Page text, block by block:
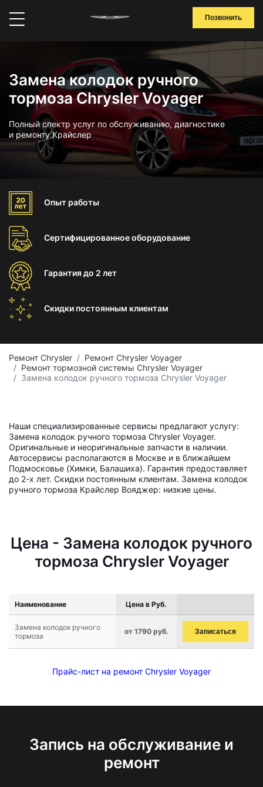
Позвонить
Замена колодок ручного
тормоза Chrysler Voyager
Полный спектр услуг по обслуживанию, диагностике
и ремонту Крайслер
Опыт работы
Сертифицированноеоборудование
Гарантиядо 2 лет
Скидки постоянным клиентам
Ремонт Chrysler
Ремонт Chrysler Voyager
Ремонт тормозной системы Chrysler Voyager
Замена колодок ручного тормоза Chrysler Voyager
Наши специализированные сервисы предлагают услугу:
Замена колодок ручного тормоза Chrysler Voyager.
Оригинальные и неоригинальные запчасти в наличии.
Автосервисы располагаются в Москве и в ближайшем
Подмосковье (Химки, Балашиха). Гарантия предоставляет
до 2-х лет. Скидки постоянным клиентам. Замена колодок
ручного тормоза Крайслер Вояджер: низкие цены.
Цена - Замена колодок ручного
тормоза Chrysler Voyager
Наименование Цена в Руб.
Замена колодок ручного
тормоза
от 1790 руб. Записаться
Прайс-лист на ремонт Chrysler Voyager
Запись на обслуживание и
ремонт